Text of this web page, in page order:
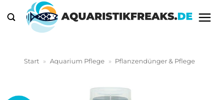
Inhalt
springen
Start » Aquarium Pflege » Pflanzendünger & Pflege